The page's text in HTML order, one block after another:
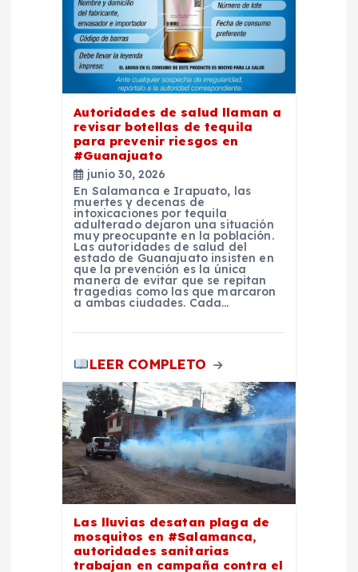
Autoridades de salud llaman a
revisar botellas de tequila
para prevenir riesgos en
#Guanajuato
junio 30, 2026
En Salamanca e Irapuato, las
muertes y decenas de
intoxicaciones por tequila
adulterado dejaron una situación
muy preocupante en la población.
Las autoridades de salud del
estado de Guanajuato insisten en
que la prevención es la única
manera de evitar que se repitan
tragedias como las que marcaron
a ambas ciudades. Cada…
LEER COMPLETO
Las lluvias desatan plaga de
mosquitos en #Salamanca,
autoridades sanitarias
trabajan en campaña contra el